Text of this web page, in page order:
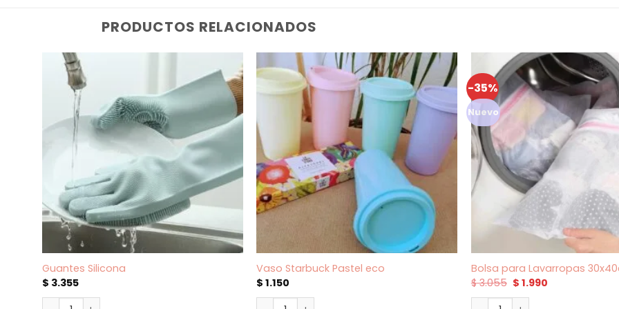
PRODUCTOS RELACIONADOS
Guantes Silicona
$ 3.355
Guantes Silicona cantidad
Vaso Starbuck Pastel eco
$ 1.150
Vaso Starbuck Pastel eco cantidad
-35%
Nuevo
Bolsa para Lavarropas
$3.055 El
precio
original
$ 1.990
Bolsa para Lavarropas